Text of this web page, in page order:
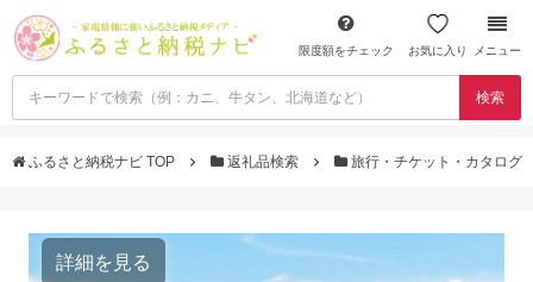
限度額をチェック お気に入り メニュー
検索
ふるさと納税ナビ TOP 返礼品検索 旅行・チケット・カタログ
詳細を見る